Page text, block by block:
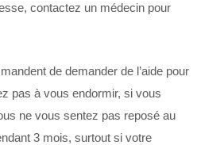
contactez un médecin pour
de demander de l’aide pour
pas à vous endormir, si vous
ne vous sentez pas reposé au
3 mois, surtout si votre